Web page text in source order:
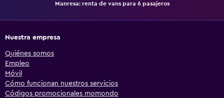
Manresa: renta de vans para 6 pasajeros
Nuestra empresa
Quiénes somos
Empleo
Móvil
Cómo funcionan nuestros servicios
Códigos promocionales momondo